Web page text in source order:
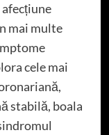
mai multe
cele mai
stabilă, boala